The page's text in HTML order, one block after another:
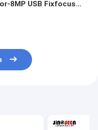
8MP USB Fixfocus